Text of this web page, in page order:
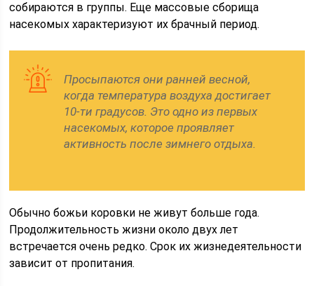
собираются в группы. Еще массовые сборища
насекомых характеризуют их брачный период.
Просыпаются они ранней весной,
когда температура воздуха достигает
10-ти градусов. Это одно из первых
насекомых, которое проявляет
активность после зимнего отдыха.
Обычно божьи коровки не живут больше года.
Продолжительность жизни около двух лет
встречается очень редко. Срок их жизнедеятельности
зависит от пропитания.